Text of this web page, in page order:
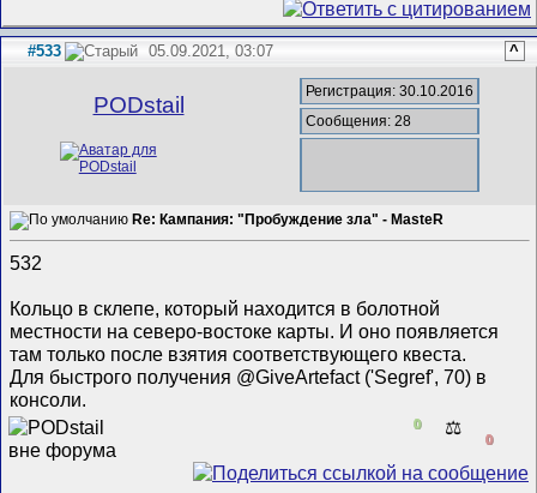
#533 05.09.2021, 03:07 ^
PODstail
Регистрация: 30.10.2016
Сообщения: 28
Re: Кампания: "Пробуждение зла" - MasteR
532
Кольцо в склепе, который находится в болотной
местности на северо-востоке карты. И оно появляется
там только после взятия соответствующего квеста.
Для быстрого получения @GiveArtefact ('Segref', 70) в
консоли.
0 ⚖️
0